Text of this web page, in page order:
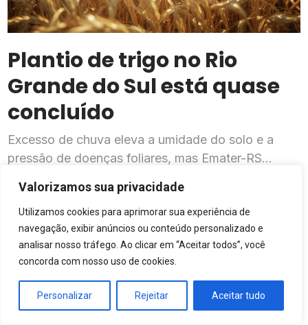
Valorizamos sua privacidade
Utilizamos cookies para aprimorar sua experiência de
navegação, exibir anúncios ou conteúdo personalizado e
analisar nosso tráfego. Ao clicar em “Aceitar todos”, você
concorda com nosso uso de cookies.
Personalizar Rejeitar Aceitar tudo
Plantio de trigo no Rio
Grande do Sul está quase
concluído
Excesso de chuva eleva a umidade do solo e a
pressão de doenças foliares, mas Emater-RS
previsto para a safra 2026
MERCADO E SAFRA
Arroz no Rio Grande
do Sul atinge maior
preço em 11 meses e
puxa semana de
valorização no
campo
MERCADO E SAFRA
Soja em Mato
Grosso fecha julho